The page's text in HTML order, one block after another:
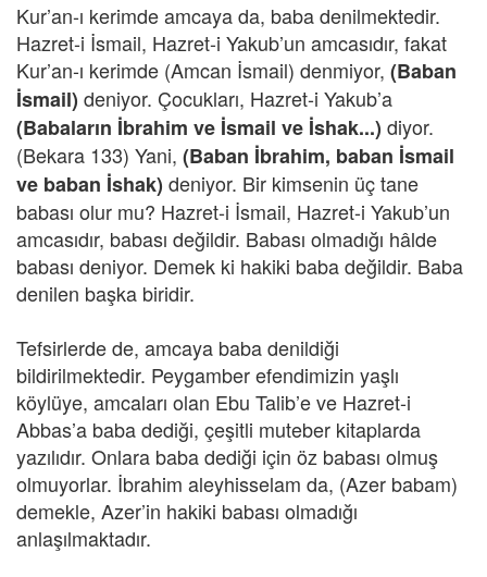
Kur’an-ı kerimde amcaya da, baba denilmektedir.
Hazret-i İsmail, Hazret-i Yakub’un amcasıdır, fakat
Kur’an-ı kerimde (Amcan İsmail) denmiyor, (Baban
İsmail) deniyor. Çocukları, Hazret-i Yakub’a
(Babaların İbrahim ve İsmail ve İshak...) diyor.
(Bekara 133) Yani, (Baban İbrahim, baban İsmail
ve baban İshak) deniyor. Bir kimsenin üç tane
babası olur mu? Hazret-i İsmail, Hazret-i Yakub’un
amcasıdır, babası değildir. Babası olmadığı hâlde
babası deniyor. Demek ki hakiki baba değildir. Baba
denilen başka biridir.
Tefsirlerde de, amcaya baba denildiği
bildirilmektedir. Peygamber efendimizin yaşlı
köylüye, amcaları olan Ebu Talib’e ve Hazret-i
Abbas’a baba dediği, çeşitli muteber kitaplarda
yazılıdır. Onlara baba dediği için öz babası olmuş
olmuyorlar. İbrahim aleyhisselam da, (Azer babam)
demekle, Azer’in hakiki babası olmadığı
anlaşılmaktadır.